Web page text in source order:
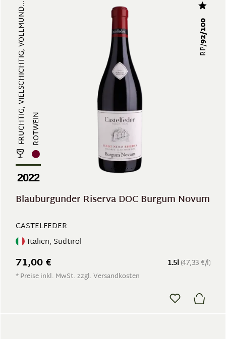
FRUCHTIG, VIELSCHICHTIG, VOLLMUND... ROTWEIN
2022
RP/
92/100
Blauburgunder Riserva DOC Burgum Novum
CASTELFEDER
Italien, Südtirol
1.5l (47,33 €/l)
71,00 €
* Preise inkl. MwSt. zzgl. Versandkosten